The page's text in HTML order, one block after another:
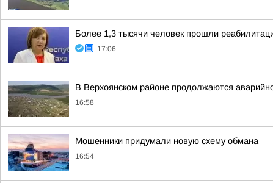
Более 1,3 тысячи человек прошли
17:06
В Верхоянском районе продолжаются
16:58
Мошенники придумали новую схему обмана
16:54